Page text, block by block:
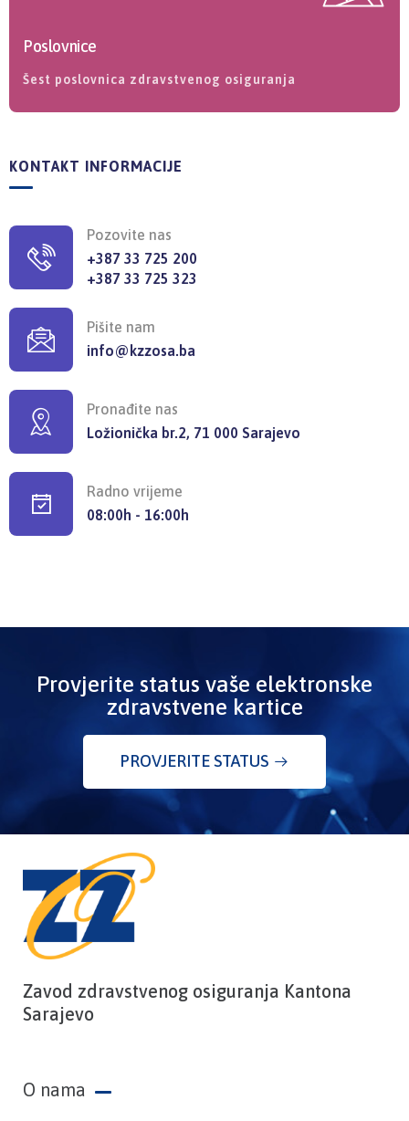
Poslovnice
Šest poslovnica zdravstvenog osiguranja
KONTAKT INFORMACIJE
Pozovite nas
+387 33 725 200
+387 33 725 323
Pišite nam
info@kzzosa.ba
Pronađite nas
Ložionička br.2, 71 000 Sarajevo
Radno vrijeme
08:00h - 16:00h
Provjerite status vaše elektronske
zdravstvene kartice
PROVJERITE STATUS
Zavod zdravstvenog osiguranja Kantona
Sarajevo
O nama